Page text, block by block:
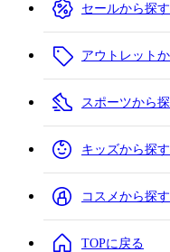
セールから探す
アウトレット
スポーツから
キッズから探す
コスメから探す
TOPに戻る